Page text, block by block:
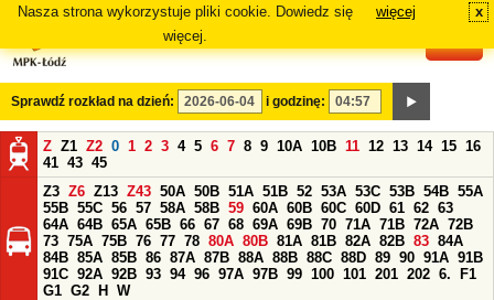
Nasza strona wykorzystuje pliki cookie. Dowiedz się
więcej.
więcej x
Sprawdź rozkład na dzień: i godzinę:
Z Z1 Z2 0 1 2 3 4 5 6 7 8 9 10A 10B 11 12 13 14 15 16
41 43 45
Z3 Z6 Z13 Z43 50A 50B 51A 51B 52 53A 53C 53B 54B 55A
55B 55C 56 57 58A 58B 59 60A 60B 60C 60D 61 62 63
64A 64B 65A 65B 66 67 68 69A 69B 70 71A 71B 72A 72B
73 75A 75B 76 77 78 80A 80B 81A 81B 82A 82B 83 84A
84B 85A 85B 86 87A 87B 88A 88B 88C 88D 89 90 91A 91B
91C 92A 92B 93 94 96 97A 97B 99 100 101 201 202 6.
F1
G1 G2 H
W